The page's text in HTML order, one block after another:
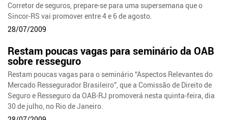
Corretor de seguros, prepare-se para uma supersemana que o
Sincor-RS vai promover entre 4 e 6 de agosto.
28/07/2009
Restam poucas vagas para seminário da OAB
sobre resseguro
Restam poucas vagas para o seminário “Aspectos Relevantes do
Mercado Ressegurador Brasileiro”, que a Comissão de Direito de
Seguro e Resseguro da OAB-RJ promoverá nesta quinta-feira, dia
30 de julho, no Rio de Janeiro.